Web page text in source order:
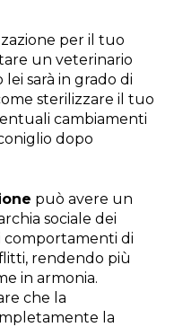
per il tuo
un veterinario
sarà in grado di
sterilizzare il tuo
cambiamenti
dopo
può avere un
sociale dei
comportamenti di
rendendo più
in armonia.
che la
la